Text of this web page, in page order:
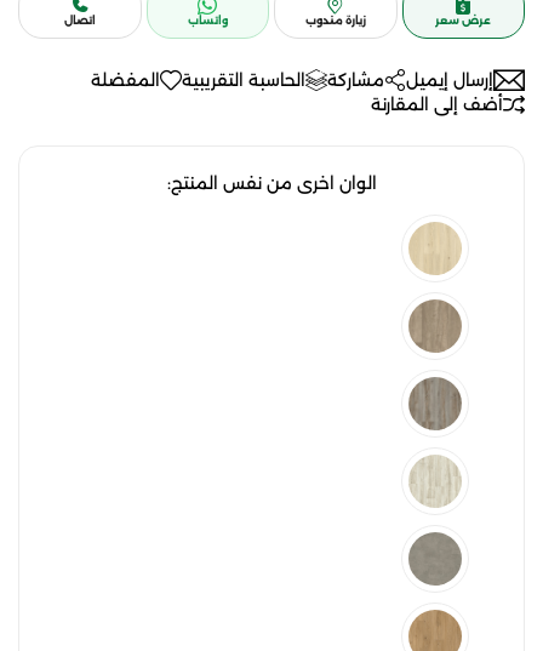
عرض سعر زيارة مندوب واتساب اتصال
إرسال إيميل مشاركة الحاسبة التقريبية
المفضلة
أضف إلى المقارنة
الوان اخرى من نفس المنتج: